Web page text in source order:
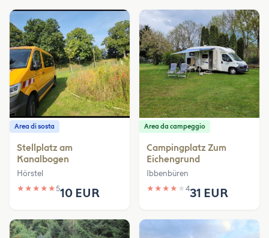
Area di sosta
Stellplatz am
Kanalbogen
Hörstel
★ ★ ★ ★ ★510 EUR
Area da campeggio
Campingplatz Zum
Eichengrund
Ibbenbüren
★ ★ ★ ★ ★ 431 EUR